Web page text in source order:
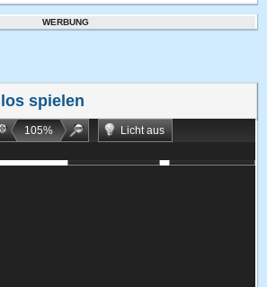
WERBUNG
spielen
105%
Licht aus